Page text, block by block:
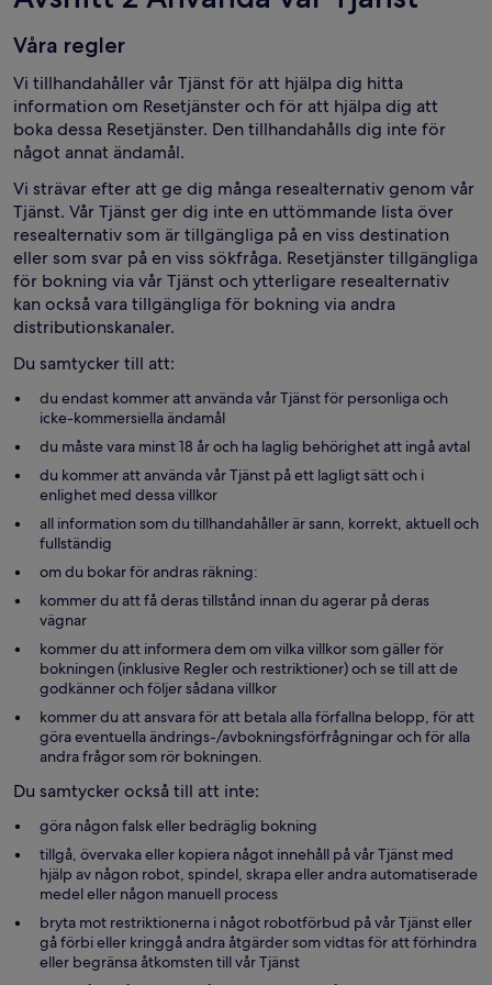
Våra regler
Vi tillhandahåller vår Tjänst för att hjälpa dig hitta
information om Resetjänster och för att hjälpa dig att
boka dessa Resetjänster. Den tillhandahålls dig inte för
något annat ändamål.
Vi strävar efter att ge dig många resealternativ genom vår
Tjänst. Vår Tjänst ger dig inte en uttömmande lista över
resealternativ som är tillgängliga på en viss destination
eller som svar på en viss sökfråga. Resetjänster tillgängliga
för bokning via vår Tjänst och ytterligare resealternativ
kan också vara tillgängliga för bokning via andra
distributionskanaler.
Du samtycker till att:
du endast kommer att använda vår Tjänst för personliga och
icke-kommersiella ändamål
du måste vara minst 18 år och ha laglig behörighet att ingå avtal
du kommer att använda vår Tjänst på ett lagligt sätt och i
enlighet med dessa villkor
all information som du tillhandahåller är sann, korrekt, aktuell och
fullständig
om du bokar för andras räkning:
kommer du att få deras tillstånd innan du agerar på deras
vägnar
kommer du att informera dem om vilka villkor som gäller för
bokningen (inklusive Regler och restriktioner) och se till att de
godkänner och följer sådana villkor
kommer du att ansvara för att betala alla förfallna belopp, för att
göra eventuella ändrings-/avbokningsförfrågningar och för alla
andra frågor som rör bokningen.
Du samtycker också till att inte:
göra någon falsk eller bedräglig bokning
tillgå, övervaka eller kopiera något innehåll på vår Tjänst med
hjälp av någon robot, spindel, skrapa eller andra automatiserade
medel eller någon manuell process
bryta mot restriktionerna i något robotförbud på vår Tjänst eller
gå förbi eller kringgå andra åtgärder som vidtas för att förhindra
eller begränsa åtkomsten till vår Tjänst